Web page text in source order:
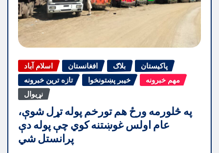
اسلام آباد افغانستان بلاګ
پاکیستان
تازه ترین خبرونه
خیبر پښتونخوا
مهم خبرونه
نړیوال
په څلورمه ورځ هم تورخم پوله تړل شوې،
عام اولس غوښتنه کوي چې پوله دې
پرانستل شي